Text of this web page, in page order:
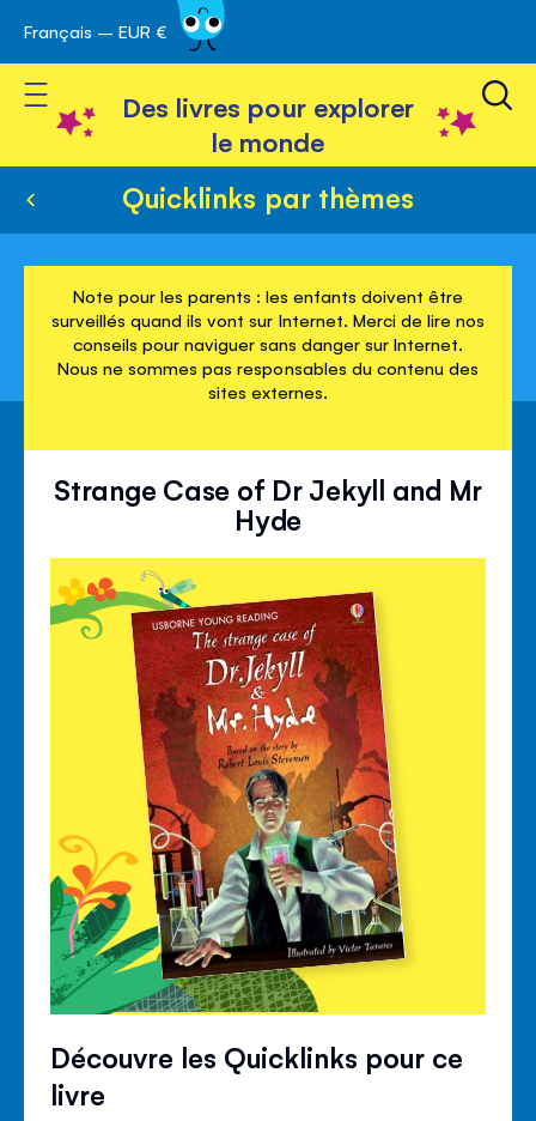
Skip
to
Content
Français – EUR €
Toggle Nav
Des livres pour explorer
le monde
Quicklinks par thèmes
Note pour les parents : les enfants doivent être
surveillés quand ils vont sur Internet. Merci de lire nos
conseils pour naviguer sans danger sur Internet.
Nous ne sommes pas responsables du contenu des
sites externes.
Strange Case of Dr Jekyll and Mr
Hyde
Découvre les Quicklinks pour ce
livre